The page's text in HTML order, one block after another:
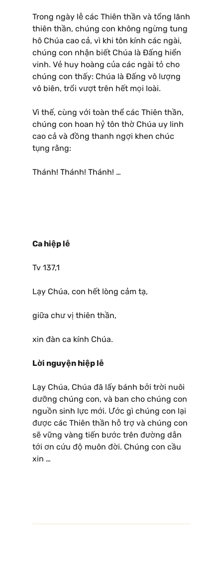
Trong ngày lễ các Thiên thần và tổng lãnh
thiên thần, chúng con không ngừng tung
hô Chúa cao cả, vì khi tôn kính các ngài,
chúng con nhận biết Chúa là Ðấng hiển
vinh. Vẻ huy hoàng của các ngài tỏ cho
chúng con thấy: Chúa là Ðấng vô lượng
vô biên, trổi vượt trên hết mọi loài.
Vì thế, cùng với toàn thể các Thiên thần,
chúng con hoan hỷ tôn thờ Chúa uy linh
cao cả và đồng thanh ngợi khen chúc
tụng rằng:
Thánh! Thánh! Thánh! …
Ca hiệp lễ
Tv 137,1
Lạy Chúa, con hết lòng cảm tạ,
giữa chư vị thiên thần,
xin đàn ca kính Chúa.
Lời nguyện hiệp lễ
Lạy Chúa, Chúa đã lấy bánh bởi trời nuôi
dưỡng chúng con, và ban cho chúng con
nguồn sinh lực mới. Ước gì chúng con lại
được các Thiên thần hỗ trợ và chúng con
sẽ vững vàng tiến bước trên đường dẫn
tới ơn cứu độ muôn đời. Chúng con cầu
xin …